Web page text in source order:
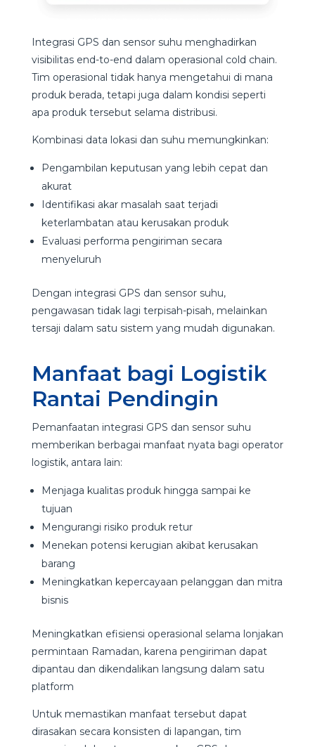
Integrasi GPS dan sensor suhu menghadirkan
visibilitas end-to-end dalam operasional cold chain.
Tim operasional tidak hanya mengetahui di mana
produk berada, tetapi juga dalam kondisi seperti
apa produk tersebut selama distribusi.
Kombinasi data lokasi dan suhu memungkinkan:
Pengambilan keputusan yang lebih cepat dan
akurat
Identifikasi akar masalah saat terjadi
keterlambatan atau kerusakan produk
Evaluasi performa pengiriman secara
menyeluruh
Dengan integrasi GPS dan sensor suhu,
pengawasan tidak lagi terpisah-pisah, melainkan
tersaji dalam satu sistem yang mudah digunakan.
Manfaat bagi Logistik
Rantai Pendingin
Pemanfaatan integrasi GPS dan sensor suhu
memberikan berbagai manfaat nyata bagi operator
logistik, antara lain:
Menjaga kualitas produk hingga sampai ke
tujuan
Mengurangi risiko produk retur
Menekan potensi kerugian akibat kerusakan
barang
Meningkatkan kepercayaan pelanggan dan mitra
bisnis
Meningkatkan efisiensi operasional selama lonjakan
permintaan Ramadan, karena pengiriman dapat
dipantau dan dikendalikan langsung dalam satu
platform
Untuk memastikan manfaat tersebut dapat
dirasakan secara konsisten di lapangan, tim